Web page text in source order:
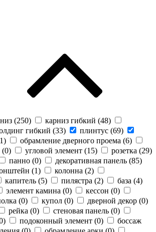
(250) карниз гибкий (48)
гибкий (33) плинтус (69)
) обрамление дверного проема (6)
(0) угловой элемент (15) розетка (29)
панно (0) декоративная панель (85)
(1) колонна (2)
капитель (5) пилястра (2) база (4)
элемент камина (0) кессон (0)
(0) купол (0) дверной декор (0)
рейка (0) стеновая панель (0)
) подоконный элемент (0)
боссаж